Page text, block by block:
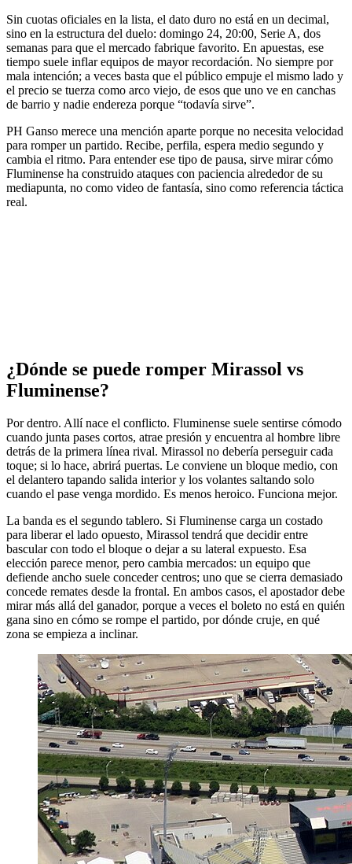
Sin cuotas oficiales en la lista, el dato duro no está en un decimal,
sino en la estructura del duelo: domingo 24, 20:00, Serie A, dos
semanas para que el mercado fabrique favorito. En apuestas, ese
tiempo suele inflar equipos de mayor recordación. No siempre por
mala intención; a veces basta que el público empuje el mismo lado y
el precio se tuerza como arco viejo, de esos que uno ve en canchas
de barrio y nadie endereza porque “todavía sirve”.
PH Ganso merece una mención aparte porque no necesita velocidad
para romper un partido. Recibe, perfila, espera medio segundo y
cambia el ritmo. Para entender ese tipo de pausa, sirve mirar cómo
Fluminense ha construido ataques con paciencia alrededor de su
mediapunta, no como video de fantasía, sino como referencia táctica
real.
¿Dónde se puede romper Mirassol vs
Fluminense?
Por dentro. Allí nace el conflicto. Fluminense suele sentirse cómodo
cuando junta pases cortos, atrae presión y encuentra al hombre libre
detrás de la primera línea rival. Mirassol no debería perseguir cada
toque; si lo hace, abrirá puertas. Le conviene un bloque medio, con
el delantero tapando salida interior y los volantes saltando solo
cuando el pase venga mordido. Es menos heroico. Funciona mejor.
La banda es el segundo tablero. Si Fluminense carga un costado
para liberar el lado opuesto, Mirassol tendrá que decidir entre
bascular con todo el bloque o dejar a su lateral expuesto. Esa
elección parece menor, pero cambia mercados: un equipo que
defiende ancho suele conceder centros; uno que se cierra demasiado
concede remates desde la frontal. En ambos casos, el apostador debe
mirar más allá del ganador, porque a veces el boleto no está en quién
gana sino en cómo se rompe el partido, por dónde cruje, en qué
zona se empieza a inclinar.